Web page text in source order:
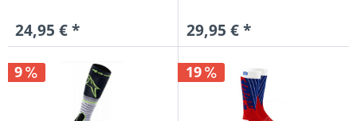
24,95 € * 29,95 € *
9 19